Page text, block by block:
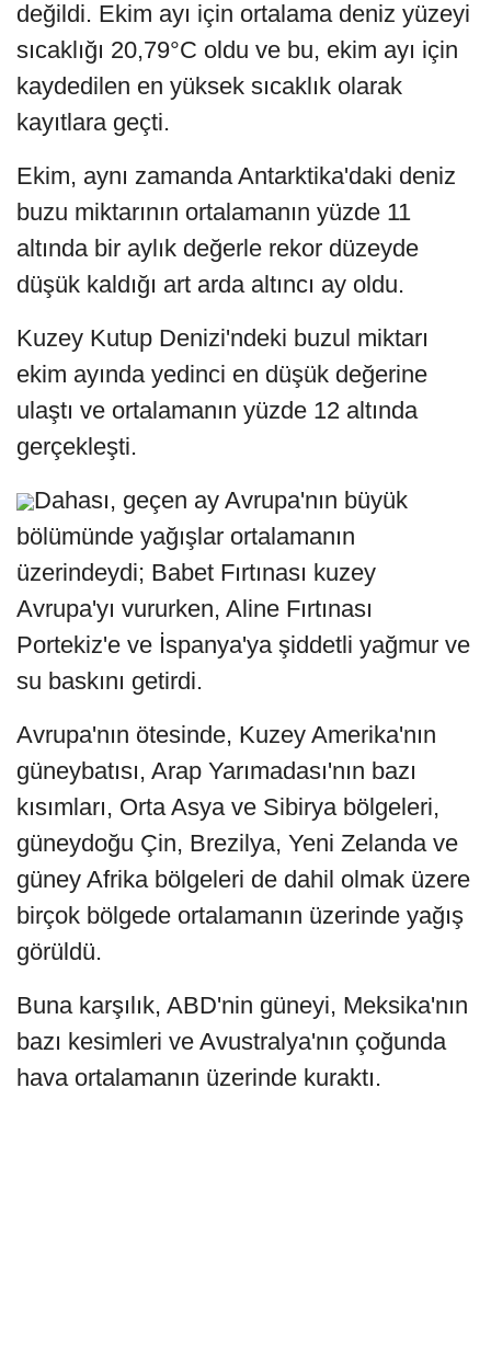
değildi. Ekim ayı için ortalama deniz yüzeyi
sıcaklığı 20,79°C oldu ve bu, ekim ayı için
kaydedilen en yüksek sıcaklık olarak
kayıtlara geçti.
Ekim, aynı zamanda Antarktika'daki deniz
buzu miktarının ortalamanın yüzde 11
altında bir aylık değerle rekor düzeyde
düşük kaldığı art arda altıncı ay oldu.
Kuzey Kutup Denizi'ndeki buzul miktarı
ekim ayında yedinci en düşük değerine
ulaştı ve ortalamanın yüzde 12 altında
gerçekleşti.
Dahası, geçen ay Avrupa'nın büyük
bölümünde yağışlar ortalamanın
üzerindeydi; Babet Fırtınası kuzey
Avrupa'yı vururken, Aline Fırtınası
Portekiz'e ve İspanya'ya şiddetli yağmur ve
su baskını getirdi.
Avrupa'nın ötesinde, Kuzey Amerika'nın
güneybatısı, Arap Yarımadası'nın bazı
kısımları, Orta Asya ve Sibirya bölgeleri,
güneydoğu Çin, Brezilya, Yeni Zelanda ve
güney Afrika bölgeleri de dahil olmak üzere
birçok bölgede ortalamanın üzerinde yağış
görüldü.
Buna karşılık, ABD'nin güneyi, Meksika'nın
bazı kesimleri ve Avustralya'nın çoğunda
hava ortalamanın üzerinde kuraktı.